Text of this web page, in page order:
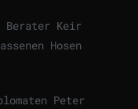
Berater Keir
Hosen
Peter